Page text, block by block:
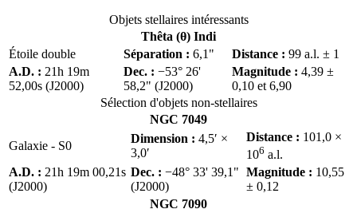
Objets stellaires intéressants
Thêta (θ) Indi
Étoile double
Séparation : 6,1" Distance : 99 a.l. ± 1
A.D. : 21h 19m
52,00s (J2000)
Dec. : −53° 26'
58,2" (J2000)
Magnitude : 4,39 ±
0,10 et 6,90
Sélection d'objets non-stellaires
NGC 7049
Galaxie - S0
Dimension : 4,5′ ×
3,0′
Distance : 101,0 ×
106 a.l.
A.D. : 21h 19m 00,21s
(J2000)
Dec. : −48° 33' 39,1"
(J2000)
Magnitude : 10,55
± 0,12
NGC 7090